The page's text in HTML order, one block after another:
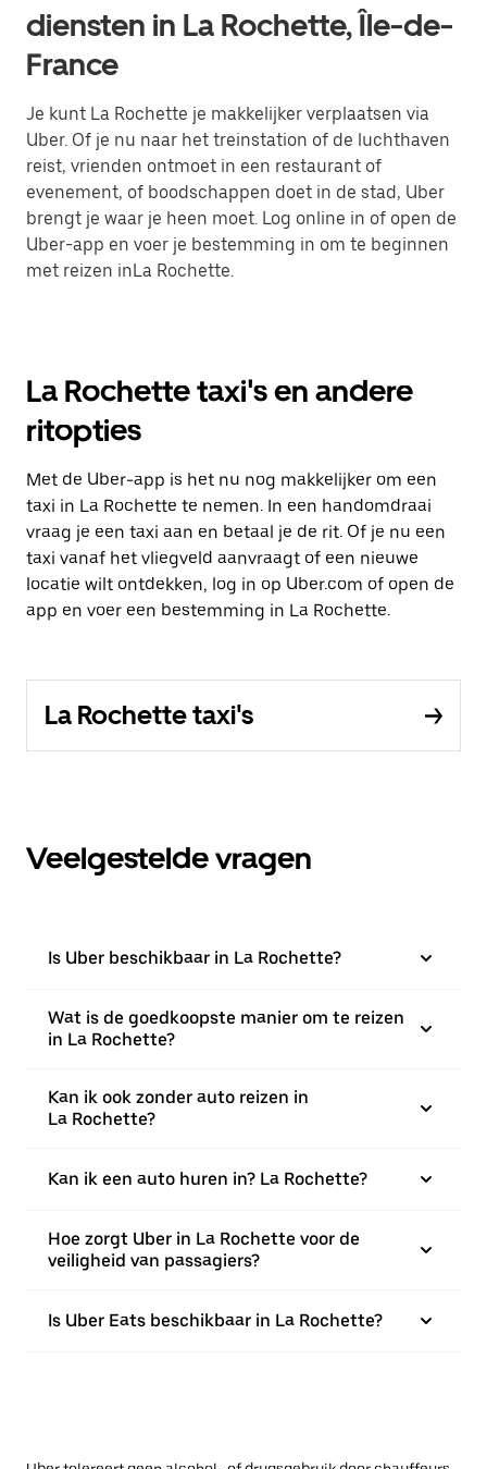
diensten in La Rochette, Île-de-
France
Je kunt La Rochette je makkelijker verplaatsen via
Uber. Of je nu naar het treinstation of de luchthaven
reist, vrienden ontmoet in een restaurant of
evenement, of boodschappen doet in de stad, Uber
brengt je waar je heen moet. Log online in of open de
Uber-app en voer je bestemming in om te beginnen
met reizen inLa Rochette.
La Rochette taxi's en andere
ritopties
Met de Uber-app is het nu nog makkelijker om een
taxi in La Rochette te nemen. In een handomdraai
vraag je een taxi aan en betaal je de rit. Of je nu een
taxi vanaf het vliegveld aanvraagt of een nieuwe
locatie wilt ontdekken, log in op Uber.com of open de
app en voer een bestemming in La Rochette.
La Rochette taxi's
Veelgestelde vragen
Is Uber beschikbaar in La Rochette?
Wat is de goedkoopste manier om te reizen
in La Rochette?
Kan ik ook zonder auto reizen in
La Rochette?
Kan ik een auto huren in? La Rochette?
Hoe zorgt Uber in La Rochette voor de
veiligheid van passagiers?
Is Uber Eats beschikbaar in La Rochette?